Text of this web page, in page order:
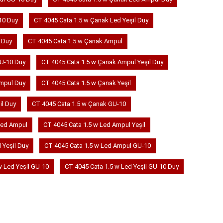
Duy CT 4045 Cata 1.5 w Çanak Led Yeşil Duy
CT 4045 Cata 1.5 w Çanak Ampul
10 Duy CT 4045 Cata 1.5 w Çanak Ampul Yeşil Duy
Duy CT 4045 Cata 1.5 w Çanak Yeşil
Duy CT 4045 Cata 1.5 w Çanak GU-10
Ampul CT 4045 Cata 1.5 w Led Ampul Yeşil
Yeşil Duy CT 4045 Cata 1.5 w Led Ampul GU-10
Led Yeşil GU-10 CT 4045 Cata 1.5 w Led Yeşil GU-10 Duy